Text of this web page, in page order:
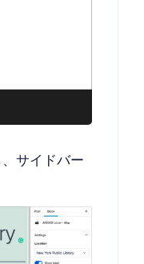
サイドバー